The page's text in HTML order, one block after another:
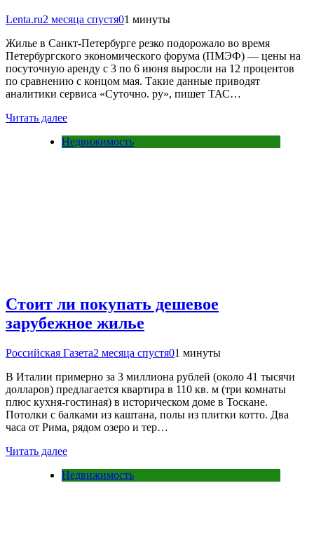
Lenta.ru2 месяца спустя01 минуты
Жилье в Санкт-Петербурге резко подорожало во время
Петербургского экономического форума (ПМЭФ) — цены на
посуточную аренду с 3 по 6 июня выросли на 12 процентов
по сравнению с концом мая. Такие данные приводят
аналитики сервиса «Суточно. ру», пишет ТАС…
Читать далее
Недвижимость
Стоит ли покупать дешевое
зарубежное жилье
Российская Газета2 месяца спустя01 минуты
В Италии примерно за 3 миллиона рублей (около 41 тысячи
долларов) предлагается квартира в 110 кв. м (три комнаты
плюс кухня-гостиная) в историческом доме в Тоскане.
Потолки с балками из каштана, полы из плитки котто. Два
часа от Рима, рядом озеро и тер…
Читать далее
Недвижимость